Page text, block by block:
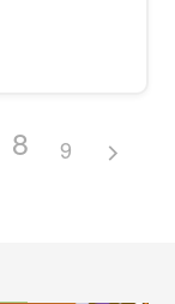
8 9